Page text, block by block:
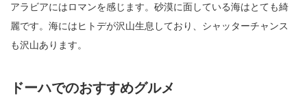
アラビアにはロマンを感じます。砂漠に面している海はとても綺
麗です。海にはヒトデが沢山生息しており、シャッターチャンス
も沢山あります。
ドーハでのおすすめグルメ